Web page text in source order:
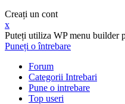
Creați un cont
x
Puteți utiliza WP menu builder
Puneți o întrebare
Forum
Categorii Intrebari
Pune o intrebare
Top useri